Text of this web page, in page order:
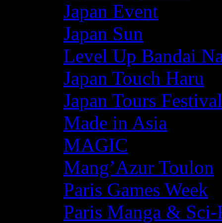
Japan Event
Japan Sun
Level Up Bandai
Japan Touch Haru
Japan Tours Festival
Made in Asia
MAGIC
Mang’Azur Toulon
Paris Games Week
Paris Manga &